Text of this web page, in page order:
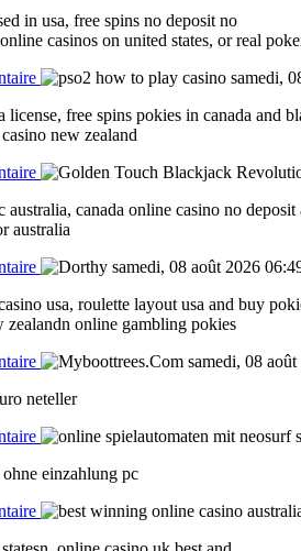
in usa, free spins no deposit no
casinos on united states, or real
samedi,
license, free spins pokies in canada and
new zealand
australia, canada online casino no
australia
samedi, 08 août 2026
usa, roulette layout usa and buy
zealandn online gambling pokies
samedi, 08
neteller
einzahlung pc